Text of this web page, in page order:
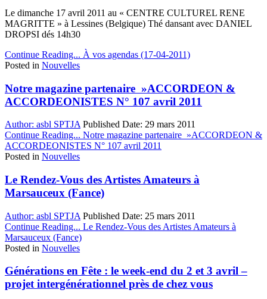
Le dimanche 17 avril 2011 au « CENTRE CULTUREL RENE
MAGRITTE » à Lessines (Belgique) Thé dansant avec DANIEL
DROPSI dés 14h30
Continue Reading... À vos agendas (17-04-2011)
Posted in Nouvelles
Notre magazine partenaire »ACCORDEON &
ACCORDEONISTES N° 107 avril 2011
Author: asbl SPTJA Published Date: 29 mars 2011
Continue Reading... Notre magazine partenaire »ACCORDEON &
ACCORDEONISTES N° 107 avril 2011
Posted in Nouvelles
Le Rendez-Vous des Artistes Amateurs à
Marsauceux (Fance)
Author: asbl SPTJA Published Date: 25 mars 2011
Continue Reading... Le Rendez-Vous des Artistes Amateurs à
Marsauceux (Fance)
Posted in Nouvelles
Générations en Fête : le week-end du 2 et 3 avril –
projet intergénérationnel près de chez vous